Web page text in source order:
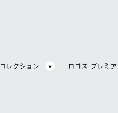
コレクション ロゴス プレミ